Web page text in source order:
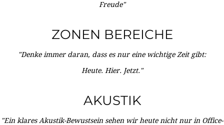
Freude"
ZONEN BEREICHE
"Denke immer daran, dass es nur eine wichtige Zeit gibt:
Heute. Hier. Jetzt."
AKUSTIK
"Ein klares Akustik-Bewustsein sehen wir heute nicht nur in Office-